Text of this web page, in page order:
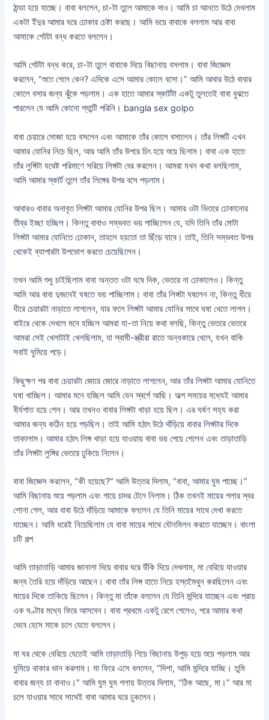
ঠান্ডা হয়ে যাচ্ছে। বাবা বললেন, চা-টা তুলে আমাকে দাও। আমি চা আনতে উঠে দেখলাম
একটা ইঁদুর আমার ঘরে ঢোকার চেষ্টা করছে। আমি ভয়ে বাবাকে বললাম আর বাবা
আমাকে গেটটা বন্ধ করতে বললেন।
আমি গেটটা বন্ধ করে, চা-টা তুলে বাবাকে দিয়ে বিছানায় বসলাম। বাবা জিজ্ঞেস
করলেন, “শুতে গেলে কেন? এদিকে এসে আমার কোলে বসো।” আমি আবার উঠে বাবার
কোলে বসার জন্য ঝুঁকে পড়লাম। এক হাতে আমার স্কার্টটা একটু তুলতেই বাবা বুঝতে
পারলেন যে আমি কোনো প্যান্টি পরিনি। bangla sex golpo
বাবা চেয়ারে সোজা হয়ে বসলেন এবং আমাকে তাঁর কোলে বসালেন। তাঁর লিঙ্গটি এখন
আমার যোনির নিচে ছিল, আর আমি তাঁর উপরে চিৎ হয়ে শুয়ে ছিলাম। বাবা এক হাতে
তাঁর লুঙ্গিটা যথেষ্ট পরিমাণে সরিয়ে লিঙ্গটা বের করলেন। আমরা যখন কথা বলছিলাম,
আমি আমার স্কার্ট তুলে তাঁর লিঙ্গের উপর বসে পড়লাম।
আবারও বাবার অনাবৃত লিঙ্গটা আমার যোনির উপর ছিল। আমার ওটা ভিতরে ঢোকানোর
তীব্র ইচ্ছা হচ্ছিল। কিন্তু বাবাও সম্ভবত ভয় পাচ্ছিলেন যে, যদি তিনি তাঁর মোটা
লিঙ্গটা আমার যোনিতে ঢোকান, তাহলে হয়তো তা ছিঁড়ে যাবে। তাই, তিনি সম্ভবত উপর
থেকেই ব্যাপারটা উপভোগ করতে চেয়েছিলেন।
তখন আমি শুধু চাইছিলাম বাবা অন্তত ওটা ঘষে দিক, ভেতরে না ঢোকালেও। কিন্তু
আমি আর বাবা দুজনেই ঘষতে ভয় পাচ্ছিলাম। বাবা তাঁর লিঙ্গটা ঘষলেন না, কিন্তু ধীরে
ধীরে চেয়ারটা নাড়াতে লাগলেন, যার ফলে লিঙ্গটা আমার যোনির সাথে ঘষা খেতে লাগল।
বাইরে থেকে দেখলে মনে হচ্ছিল আমরা যা-তা নিয়ে কথা বলছি, কিন্তু ভেতরে ভেতরে
আমরা সেই খেলাটাই খেলছিলাম, যা স্বামী-স্ত্রীরা রাতে অন্ধকারে খেলে, যখন বাকি
সবাই ঘুমিয়ে পড়ে।
কিছুক্ষণ পর বাবা চেয়ারটা জোরে জোরে নাড়াতে লাগলেন, আর তাঁর লিঙ্গটা আমার যোনিতে
ঘষা খাচ্ছিল। আমার মনে হচ্ছিল আমি যেন স্বর্গে আছি। অল্প সময়ের মধ্যেই আমার
বীর্যপাত হয়ে গেল। আর তখনও বাবার লিঙ্গটা খাড়া হয়ে ছিল। এর ঘর্ষণ সহ্য করা
আমার জন্য কঠিন হয়ে পড়ছিল। তাই আমি হঠাৎ উঠে দাঁড়িয়ে বাবার লিঙ্গটার দিকে
তাকালাম। আমার হঠাৎ লিঙ্গ খাড়া হয়ে যাওয়ায় বাবা ভয় পেয়ে গেলেন এবং তাড়াতাড়ি
তাঁর লিঙ্গটা লুঙ্গির ভেতরে ঢুকিয়ে নিলেন।
বাবা জিজ্ঞেস করলেন, “কী হয়েছে?” আমি উত্তর দিলাম, “বাবা, আমার ঘুম পাচ্ছে।”
আমি বিছানায় শুয়ে পড়লাম এবং গায়ে চাদর টেনে নিলাম। ঠিক তখনই মায়ের গলার স্বর
শোনা গেল, আর বাবা উঠে দাঁড়িয়ে আমাকে বললেন যে তিনি মায়ের সাথে দেখা করতে
যাচ্ছেন। আমি ধরেই নিয়েছিলাম যে বাবা মায়ের সাথে যৌনমিলন করতে যাচ্ছেন। বাংলা
চটি গল্প
আমি তাড়াতাড়ি আমার জানালা দিয়ে বাবার ঘরে উঁকি দিয়ে দেখলাম, মা বেরিয়ে যাওয়ার
জন্য তৈরি হয়ে দাঁড়িয়ে আছেন। বাবা তাঁর লিঙ্গ হাতে নিয়ে হস্তমৈথুন করছিলেন এবং
মায়ের দিকে তাকিয়ে ছিলেন। কিন্তু মা তাঁকে বললেন যে তিনি মন্দিরে যাচ্ছেন এবং প্রায়
এক ঘণ্টার মধ্যে ফিরে আসবেন। বাবা প্রথমে একটু রেগে গেলেও, পরে আমার কথা
ভেবে হেসে মাকে চলে যেতে বললেন।
মা ঘর থেকে বেরিয়ে যেতেই আমি তাড়াতাড়ি গিয়ে বিছানায় উপুড় হয়ে শুয়ে পড়লাম আর
ঘুমিয়ে থাকার ভান করলাম। মা ফিরে এসে বললেন, “দিশা, আমি মন্দিরে যাচ্ছি। তুমি
বাবার জন্য চা বানাও।” আমি ঘুম ঘুম গলায় উত্তর দিলাম, “ঠিক আছে, মা।” আর মা
চলে যাওয়ার সাথে সাথেই বাবা আমার ঘরে ঢুকলেন।